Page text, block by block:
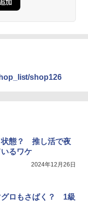
shop126
状態？ 推し活で夜
るワケ
2024年12月26日
グロもさばく？ 1級